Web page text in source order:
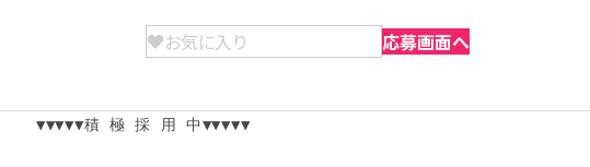
お気に入り 応募画面へ
▼▼▼▼▼積 極 採 用 中▼▼▼▼▼